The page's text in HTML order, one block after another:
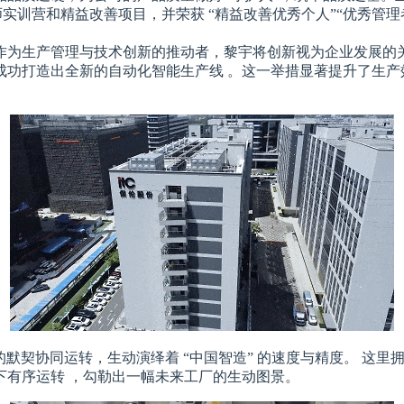
训营和精益改善项目，并荣获 “精益改善优秀个人”“优秀管
生产管理与技术创新的推动者，黎宇将创新视为企业发展
打造出全新的自动化智能生产线 。这一举措显著提升了生
契协同运转，生动演绎着 “中国智造” 的速度与精度。 这
序运转 ，勾勒出一幅未来工厂的生动图景。